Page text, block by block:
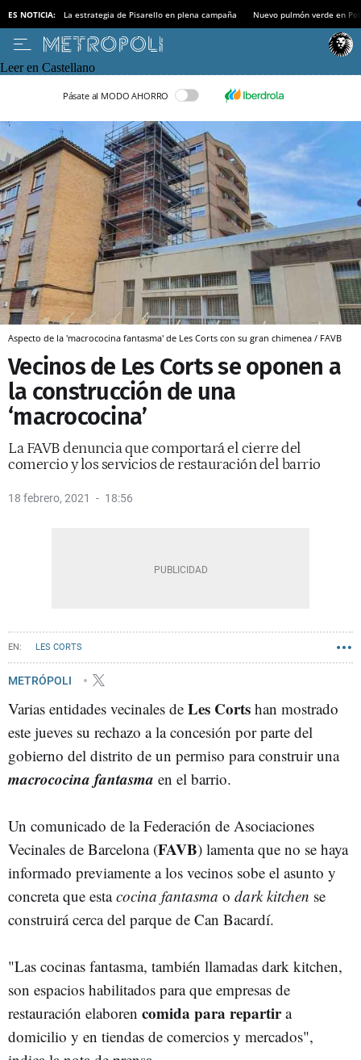
ES NOTICIA: La estrategia de Pisarello en plena campaña Nuevo pulmón verde en
Leer en Castellano
Pásate al MODO AHORRO
Aspecto de la 'macrococina fantasma' de Les Corts con su gran chimenea / FAVB
Vecinos de Les Corts se oponen a
la construcción de una
‘macrococina’
La FAVB denuncia que comportará el cierre del
comercio y los servicios de restauración del barrio
18 febrero, 2021 18:56
LES CORTS
METRÓPOLI
Varias entidades vecinales de Les Corts han mostrado
este jueves su rechazo a la concesión por parte del
gobierno del distrito de un permiso para construir una
macrococina fantasma en el barrio.
Un comunicado de la Federación de Asociaciones
Vecinales de Barcelona (FAVB) lamenta que no se haya
informado previamente a los vecinos sobe el asunto y
concreta que estacocina fantasma o dark kitchen se
construirá cerca del parque de Can Bacardí.
"Las cocinas fantasma, también llamadas dark kitchen,
son espacios habilitados para que empresas de
restauración elaboren comida para repartira
domicilio y en tiendas de comercios y mercados",